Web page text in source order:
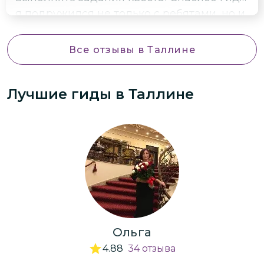
интересных зверей)
Все отзывы в Таллине
Лучшие гиды в Таллине
Ольга
4.88 34 отзыва